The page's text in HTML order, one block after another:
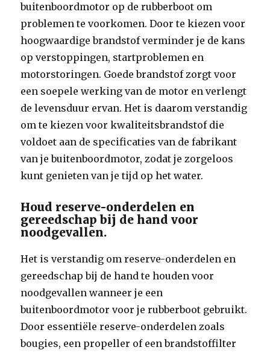
buitenboordmotor op de rubberboot om
problemen te voorkomen. Door te kiezen voor
hoogwaardige brandstof verminder je de kans
op verstoppingen, startproblemen en
motorstoringen. Goede brandstof zorgt voor
een soepele werking van de motor en verlengt
de levensduur ervan. Het is daarom verstandig
om te kiezen voor kwaliteitsbrandstof die
voldoet aan de specificaties van de fabrikant
van je buitenboordmotor, zodat je zorgeloos
kunt genieten van je tijd op het water.
Houd reserve-onderdelen en
gereedschap bij de hand voor
noodgevallen.
Het is verstandig om reserve-onderdelen en
gereedschap bij de hand te houden voor
noodgevallen wanneer je een
buitenboordmotor voor je rubberboot gebruikt.
Door essentiële reserve-onderdelen zoals
bougies, een propeller of een brandstoffilter